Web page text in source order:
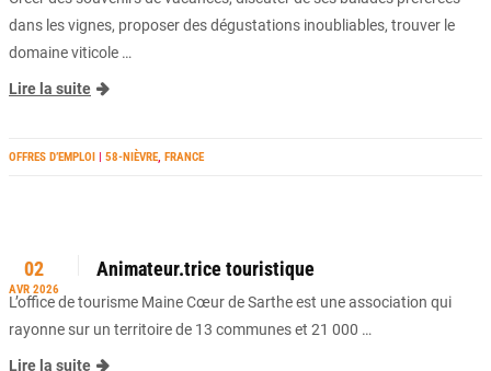
dans les vignes, proposer des dégustations inoubliables, trouver le
domaine viticole …
Lire la suite
OFFRES D’EMPLOI | 58-NIÈVRE, FRANCE
02
AVR 2026
Animateur.trice touristique
L’office de tourisme Maine Cœur de Sarthe est une association qui
rayonne sur un territoire de 13 communes et 21 000 …
Lire la suite